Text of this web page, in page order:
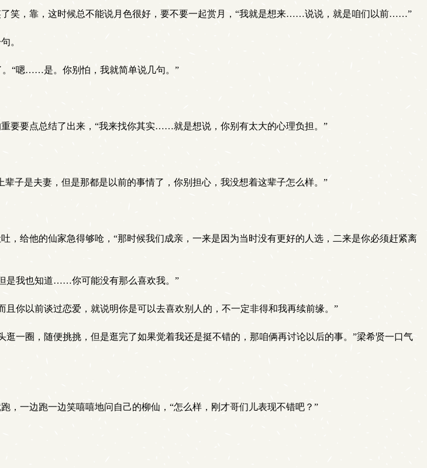
笑，靠，这时候总不能说月色很好，要不要一起赏月，“我就是想来……说说，就是咱们以前……”
。
“嗯……是。你别怕，我就简单说几句。”
要点总结了出来，“我来找你其实……就是想说，你别有太大的心理负担。”
子是夫妻，但是那都是以前的事情了，你别担心，我没想着这辈子怎么样。”
给他的仙家急得够呛，“那时候我们成亲，一来是因为当时没有更好的人选，二来是你必须赶紧离
是我也知道……你可能没有那么喜欢我。”
你以前谈过恋爱，就说明你是可以去喜欢别人的，不一定非得和我再续前缘。”
一圈，随便挑挑，但是逛完了如果觉着我还是挺不错的，那咱俩再讨论以后的事。”梁希贤一口气
一边跑一边笑嘻嘻地问自己的柳仙，“怎么样，刚才哥们儿表现不错吧？”